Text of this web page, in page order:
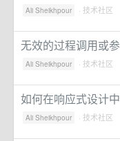
Ali Sheikhpour · 技术社区
无效的过程调用或
Ali Sheikhpour · 技术社区
如何在响应式设计
Ali Sheikhpour · 技术社区